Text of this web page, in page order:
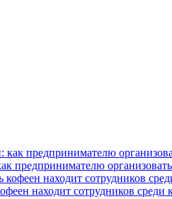
предпринимателю
находит сотрудников среди